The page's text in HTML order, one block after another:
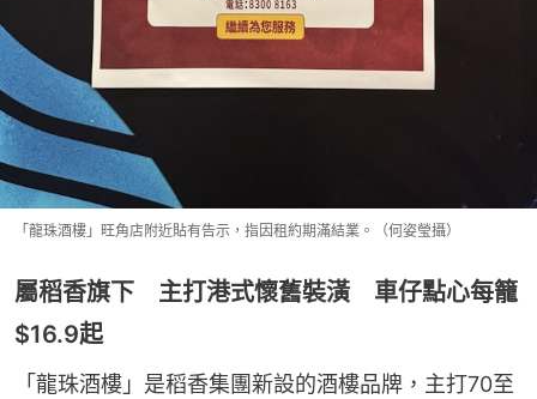
「龍珠酒樓」旺角店附近貼有告示，指因租約期滿結業。（何姿瑩攝）
屬稻香旗下 主打港式懷舊裝潢 車仔點心每籠
$16.9起
「龍珠酒樓」是稻香集團新設的酒樓品牌，主打70至